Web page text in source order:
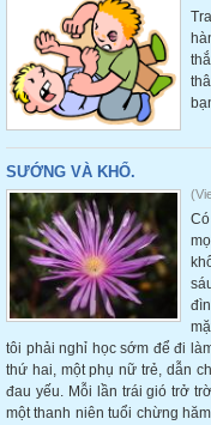
SƯỚNG VÀ KHỔ.
tôi phải nghỉ học sớm để đi
thứ hai, một phụ nữ trẻ, dẫn
đau yếu. Mỗi lần trái gió trở
một thanh niên tuổi chừng